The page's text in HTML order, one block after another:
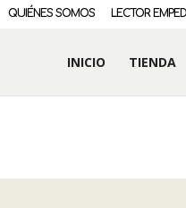
QUIÉNES SOMOS LECTOR
INICIO TIENDA